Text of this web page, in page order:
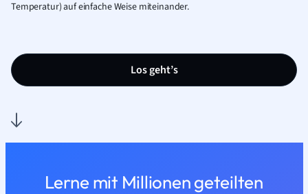
Temperatur) auf einfache Weise miteinander.
Los geht’s
Lerne mit Millionen geteilten